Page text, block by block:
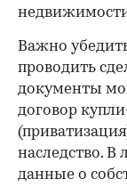
Важно
проводить
документы
договор
наследство. В
данные о